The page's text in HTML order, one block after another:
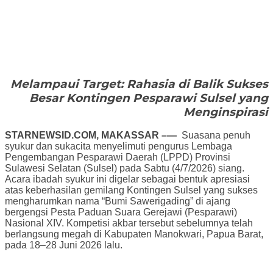
Melampaui Target: Rahasia di Balik Sukses
Besar Kontingen Pesparawi Sulsel yang
Menginspirasi
STARNEWSID.COM, MAKASSAR –— Suasana penuh
syukur dan sukacita menyelimuti pengurus Lembaga
Pengembangan Pesparawi Daerah (LPPD) Provinsi
Sulawesi Selatan (Sulsel) pada Sabtu (4/7/2026) siang.
Acara ibadah syukur ini digelar sebagai bentuk apresiasi
atas keberhasilan gemilang Kontingen Sulsel yang sukses
mengharumkan nama “Bumi Sawerigading” di ajang
bergengsi Pesta Paduan Suara Gerejawi (Pesparawi)
Nasional XIV. Kompetisi akbar tersebut sebelumnya telah
berlangsung megah di Kabupaten Manokwari, Papua Barat,
pada 18–28 Juni 2026 lalu.